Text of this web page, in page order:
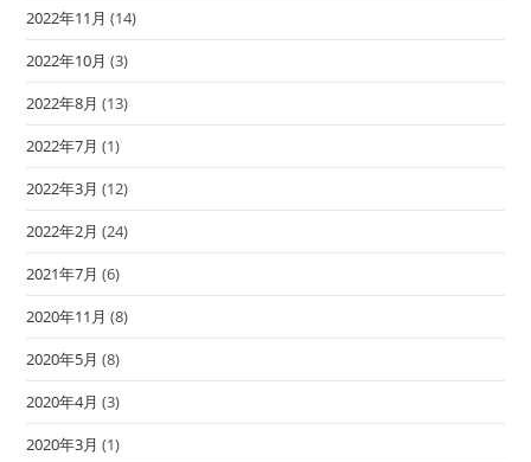
2022年11月 (14)
2022年10月 (3)
2022年8月 (13)
2022年7月 (1)
2022年3月 (12)
2022年2月 (24)
2021年7月 (6)
2020年11月 (8)
2020年5月 (8)
2020年4月 (3)
2020年3月 (1)